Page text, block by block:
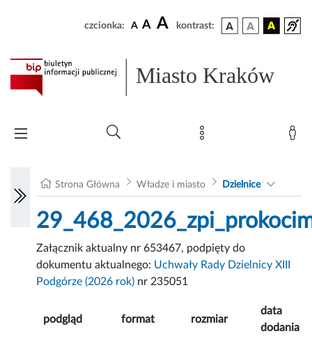
czcionka: A A A kontrast:
Miasto Kraków
Strona Główna Władze i miasto Dzielnice
Załącznik aktualny nr 653467, podpięty do
dokumentu aktualnego: Uchwały Rady Dzielnicy XIII
Podgórze (2026 rok) nr 235051
podgląd format rozmiar
data
dodania